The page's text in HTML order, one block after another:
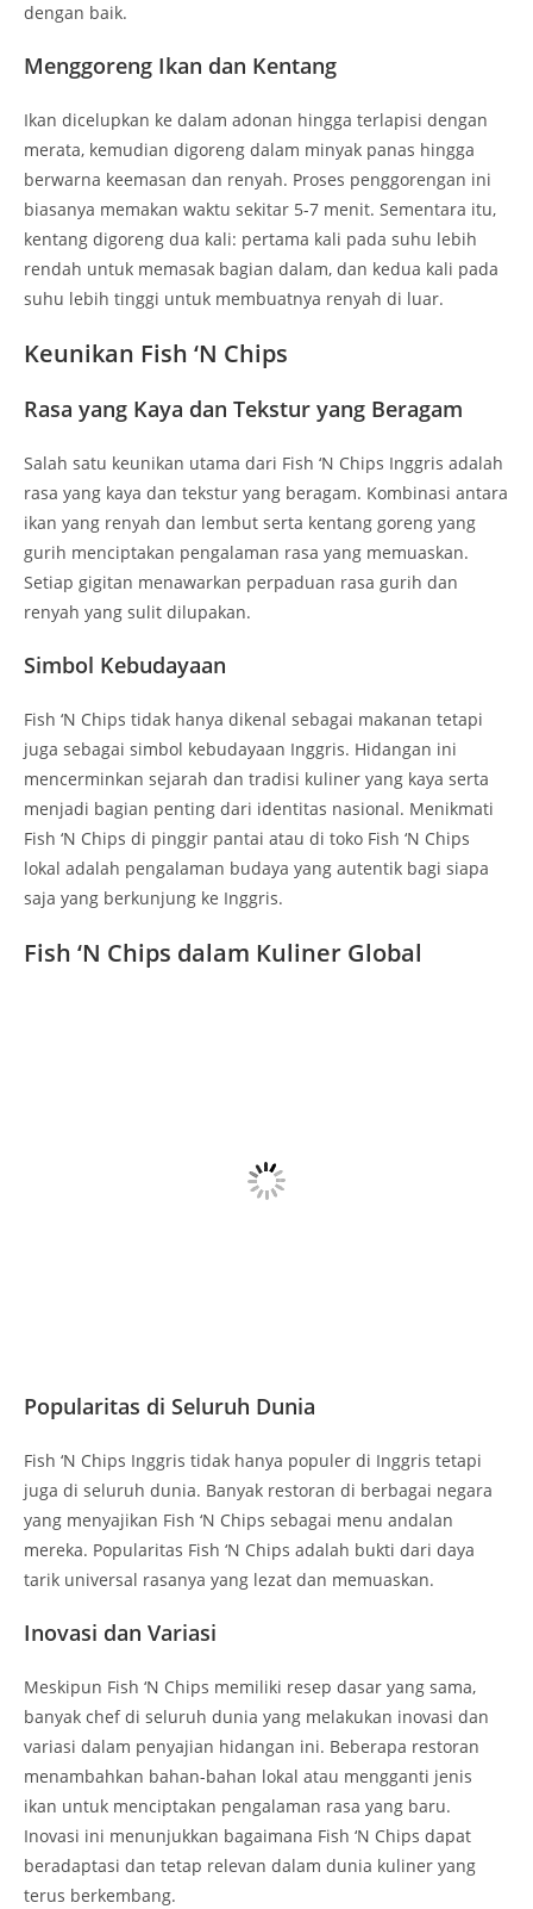
dengan baik.
Menggoreng Ikan dan Kentang
Ikan dicelupkan ke dalam adonan hingga terlapisi dengan
merata, kemudian digoreng dalam minyak panas hingga
berwarna keemasan dan renyah. Proses penggorengan ini
biasanya memakan waktu sekitar 5-7 menit. Sementara itu,
kentang digoreng dua kali: pertama kali pada suhu lebih
rendah untuk memasak bagian dalam, dan kedua kali pada
suhu lebih tinggi untuk membuatnya renyah di luar.
Keunikan Fish ‘N Chips
Rasa yang Kaya dan Tekstur yang Beragam
Salah satu keunikan utama dari Fish ‘N Chips Inggris adalah
rasa yang kaya dan tekstur yang beragam. Kombinasi antara
ikan yang renyah dan lembut serta kentang goreng yang
gurih menciptakan pengalaman rasa yang memuaskan.
Setiap gigitan menawarkan perpaduan rasa gurih dan
renyah yang sulit dilupakan.
Simbol Kebudayaan
Fish ‘N Chips tidak hanya dikenal sebagai makanan tetapi
juga sebagai simbol kebudayaan Inggris. Hidangan ini
mencerminkan sejarah dan tradisi kuliner yang kaya serta
menjadi bagian penting dari identitas nasional. Menikmati
Fish ‘N Chips di pinggir pantai atau di toko Fish ‘N Chips
lokal adalah pengalaman budaya yang autentik bagi siapa
saja yang berkunjung ke Inggris.
Fish ‘N Chips dalam Kuliner Global
Popularitas di Seluruh Dunia
Fish ‘N Chips Inggris tidak hanya populer di Inggris tetapi
juga di seluruh dunia. Banyak restoran di berbagai negara
yang menyajikan Fish ‘N Chips sebagai menu andalan
mereka. Popularitas Fish ‘N Chips adalah bukti dari daya
tarik universal rasanya yang lezat dan memuaskan.
Inovasi dan Variasi
Meskipun Fish ‘N Chips memiliki resep dasar yang sama,
banyak chef di seluruh dunia yang melakukan inovasi dan
variasi dalam penyajian hidangan ini. Beberapa restoran
menambahkan bahan-bahan lokal atau mengganti jenis
ikan untuk menciptakan pengalaman rasa yang baru.
Inovasi ini menunjukkan bagaimana Fish ‘N Chips dapat
beradaptasi dan tetap relevan dalam dunia kuliner yang
terus berkembang.